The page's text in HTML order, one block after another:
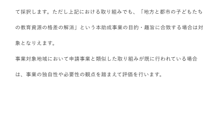
て採択します。ただし上記における取り組みでも、「地方と都市の子どもたち
の教育資源の格差の解消」という本助成事業の目的・趣旨に合致する場合は対
象となりえます。
事業対象地域において申請事業と類似した取り組みが既に行われている場合
は、事業の独自性や必要性の観点を踏まえて評価を行います。